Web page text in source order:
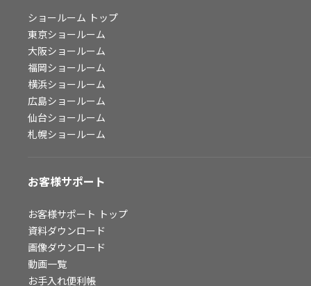
ショールーム トップ
東京ショールーム
大阪ショールーム
福岡ショールーム
横浜ショールーム
広島ショールーム
仙台ショールーム
札幌ショールーム
お客様サポート
お客様サポート トップ
資料ダウンロード
画像ダウンロード
動画一覧
お手入れ便利帳